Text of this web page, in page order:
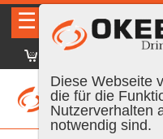
☰ DE EN |
Diese Webseite
die für die
Nutzerverhalten
notwendig sind.